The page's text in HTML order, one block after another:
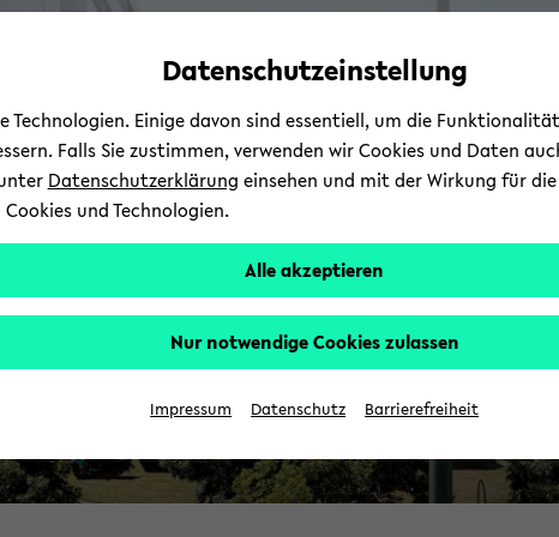
Automatische
vermeiden
zum
wechseln
zum
wechseln
zum
wechseln
Datenschutzeinstellung
Technologien. Einige davon sind essentiell, um die
Falls Sie zustimmen, verwenden wir Cookies und Daten
Datenschutzerklärung einsehen und mit der Wirkung für
und Technologien.
Alle akzeptieren
Nur notwendige Cookies zulassen
Impressum Datenschutz Barrierefreiheit